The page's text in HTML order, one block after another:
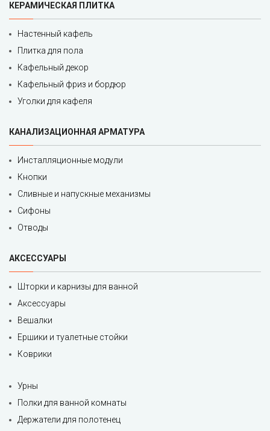
КЕРАМИЧЕСКАЯ ПЛИТКА
Настенный кафель
Плитка для пола
Кафельный декор
Кафельный фриз и бордюр
Уголки для кафеля
КАНАЛИЗАЦИОННАЯ АРМАТУРА
Инсталляционные модули
Кнопки
Сливные и напускные механизмы
Сифоны
Отводы
АКСЕССУАРЫ
Шторки и карнизы для ванной
Аксессуары
Вешалки
Ершики и туалетные стойки
Коврики
Урны
Полки для ванной комнаты
Держатели для полотенец